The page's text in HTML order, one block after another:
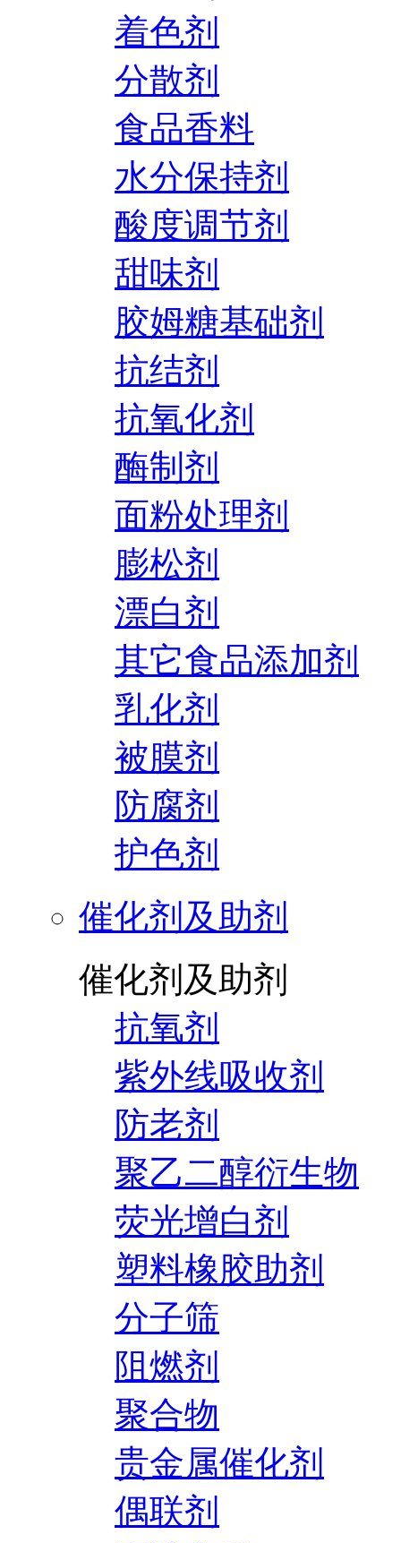
着色剂
分散剂
食品香料
水分保持剂
酸度调节剂
甜味剂
胶姆糖基础剂
抗结剂
抗氧化剂
酶制剂
面粉处理剂
膨松剂
漂白剂
其它食品添加剂
乳化剂
被膜剂
防腐剂
护色剂
催化剂及助剂
催化剂及助剂
抗氧剂
紫外线吸收剂
防老剂
聚乙二醇衍生物
荧光增白剂
塑料橡胶助剂
分子筛
阻燃剂
聚合物
贵金属催化剂
偶联剂